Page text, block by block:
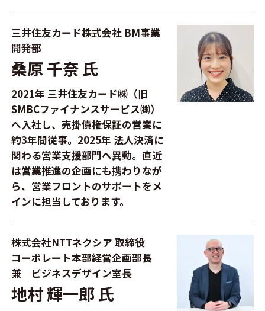
三井住友カード株式会社 BM事業
開発部
桑原 千奈 氏
2021年 三井住友カード㈱（旧
SMBCファイナンスサービス㈱）
へ入社し、売掛債権保証の営業に
約3年間従事。2025年 法人決済に
関わる営業支援部門へ異動。直近
は営業推進の企画にも携わりなが
ら、営業フロントのサポートをメ
インに担当しております。
株式会社NTTネクシア 取締役
コーポレート本部経営企画部長
兼 ビジネスデザイン室長
地村 輝一郎 氏